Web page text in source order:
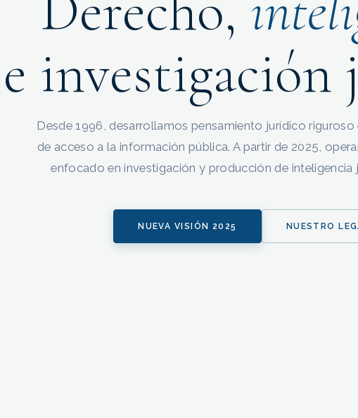
e investigación
Desde 1996, desarrollamos pensamiento jurídico riguroso
de acceso a la información pública. A partir de 2025,
enfocado en investigación y producción de inteligencia
NUEVA VISIÓN 2025 NUESTRO